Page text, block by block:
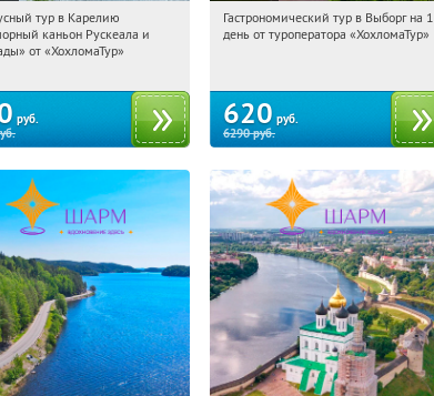
Купили:
площадь
тур в Карелию
каньон Рускеала и
от «ХохломаТур»
руб.
13:50:04
Купи первым!
Гастрономический тур в Выборг на 1
день от туроператора «ХохломаТур»
620 руб.
6290руб.